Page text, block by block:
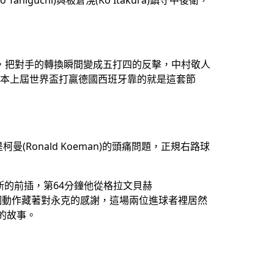
對手的轉換瞬間變成五打四的反擊，中村敬人
上屆世界盃打贏德國西班牙靠的就是這套節
曼(Ronald Koeman)的頭痛問題，正規右路球
前插，第64分鐘他從格拉文貝赫
作藏著對永克的感謝，這場兩位進球者裡居然
故事。